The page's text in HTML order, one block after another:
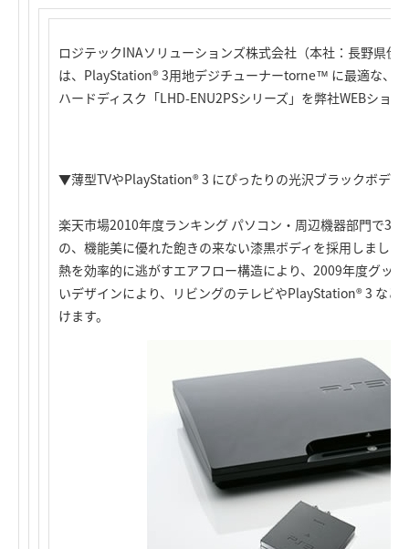
ロジテックINAソリューションズ株式会社（本社：長野県伊
は、PlayStation® 3用地デジチューナーtorne™ に最適な、
ハードディスク「LHD-ENU2PSシリーズ」を弊社WEBショ
▼薄型TVやPlayStation® 3 にぴったりの光沢ブラックボディ
楽天市場2010年度ランキング パソコン・周辺機器部門で3
の、機能美に優れた飽きの来ない漆黒ボディを採用しまし
熱を効率的に逃がすエアフロー構造により、2009年度グッ
いデザインにより、リビングのテレビやPlayStation® 3 な
けます。